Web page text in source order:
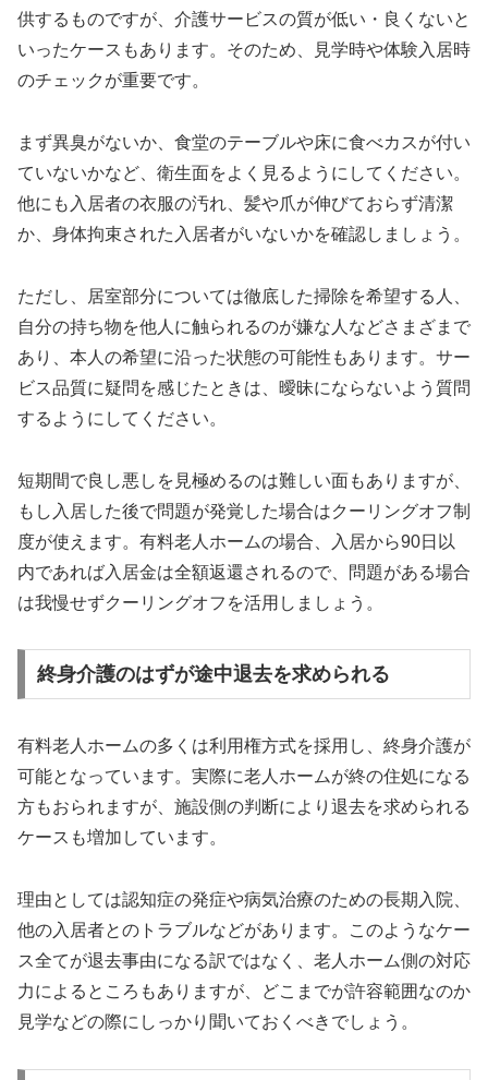
供するものですが、介護サービスの質が低い・良くないと
いったケースもあります。そのため、見学時や体験入居時
のチェックが重要です。
まず異臭がないか、食堂のテーブルや床に食べカスが付い
ていないかなど、衛生面をよく見るようにしてください。
他にも入居者の衣服の汚れ、髪や爪が伸びておらず清潔
か、身体拘束された入居者がいないかを確認しましょう。
ただし、居室部分については徹底した掃除を希望する人、
自分の持ち物を他人に触られるのが嫌な人などさまざまで
あり、本人の希望に沿った状態の可能性もあります。サー
ビス品質に疑問を感じたときは、曖昧にならないよう質問
するようにしてください。
短期間で良し悪しを見極めるのは難しい面もありますが、
もし入居した後で問題が発覚した場合はクーリングオフ制
度が使えます。有料老人ホームの場合、入居から90日以
内であれば入居金は全額返還されるので、問題がある場合
は我慢せずクーリングオフを活用しましょう。
終身介護のはずが途中退去を求められる
有料老人ホームの多くは利用権方式を採用し、終身介護が
可能となっています。実際に老人ホームが終の住処になる
方もおられますが、施設側の判断により退去を求められる
ケースも増加しています。
理由としては認知症の発症や病気治療のための長期入院、
他の入居者とのトラブルなどがあります。このようなケー
ス全てが退去事由になる訳ではなく、老人ホーム側の対応
力によるところもありますが、どこまでが許容範囲なのか
見学などの際にしっかり聞いておくべきでしょう。